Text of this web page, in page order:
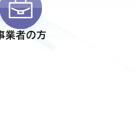
業者の方